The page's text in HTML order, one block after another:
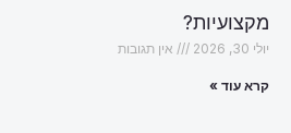
מקצועיות?
יולי 30, 2026 אין תגובות
קרא עוד »